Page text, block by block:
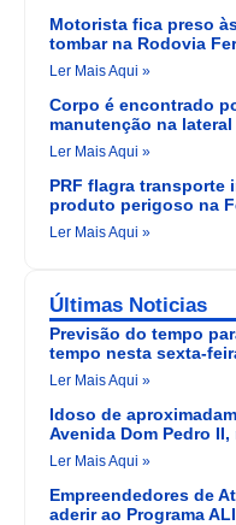
Motorista fica preso
tombar na Rodovia
Ler Mais Aqui »
Corpo é encontrado
manutenção na
Ler Mais Aqui »
PRF flagra transporte
produto perigoso na
Ler Mais Aqui »
Últimas Noticias
Previsão do tempo
tempo nesta sexta-
Ler Mais Aqui »
Idoso de
Avenida Dom Pedro
Ler Mais Aqui »
Empreendedores de
aderir ao Programa